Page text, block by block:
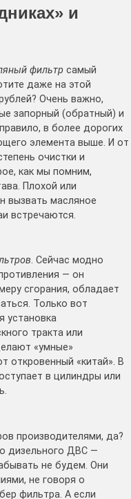
и
фильтр самый
даже на этой
Очень важно,
запорный (обратный) и
в более дорогих
элемента выше. И от
очистки и
как мы помним,
Плохой или
вызвать масляное
встречаются.
. Сейчас модно
— он
сгорания, обладает
Только вот
установка
тракта или
«умные»
откровенный «китай». В
в цилиндры или
производителями, да?
дизельного ДВС —
не будем. Они
не говоря о
фильтра. А если